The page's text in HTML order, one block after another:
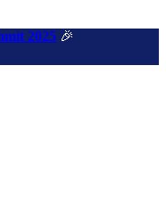
2025 🎉️